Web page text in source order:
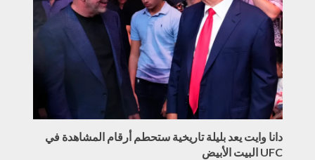
دانا وايت يعد بليلة تاريخية ستحطم أرقام المشاهدة في
UFC البيت الأبيض